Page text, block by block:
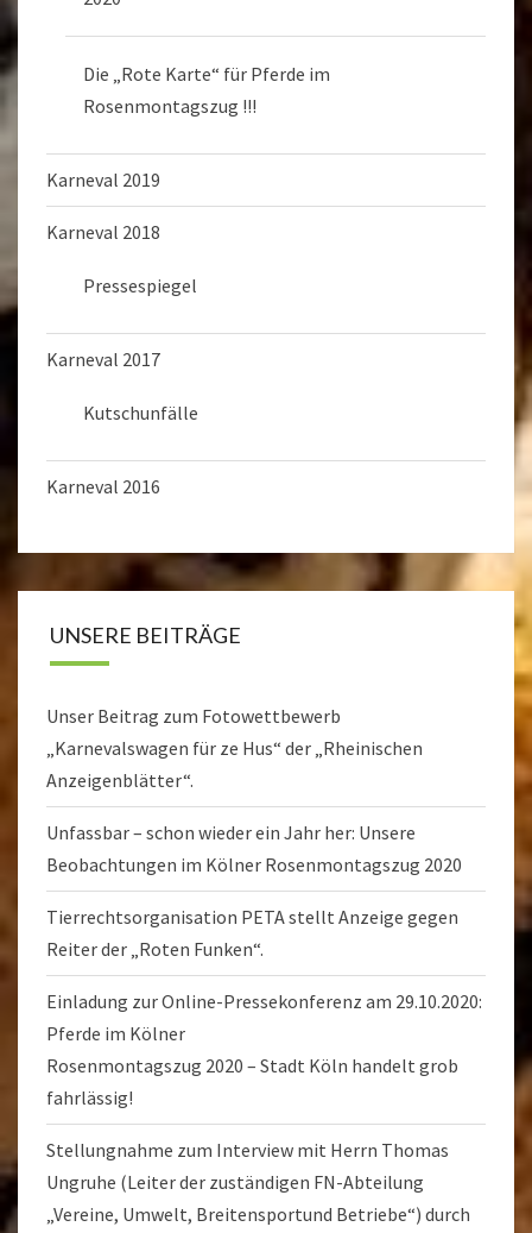
Die „Rote Karte“ für Pferde im
Rosenmontagszug !!!
Karneval 2019
Karneval 2018
Pressespiegel
Karneval 2017
Kutschunfälle
Karneval 2016
UNSERE BEITRÄGE
Unser Beitrag zum Fotowettbewerb
„Karnevalswagen für ze Hus“ der „Rheinischen
Anzeigenblätter“.
Unfassbar – schon wieder ein Jahr her: Unsere
Beobachtungen im Kölner Rosenmontagszug 2020
Tierrechtsorganisation PETA stellt Anzeige gegen
Reiter der „Roten Funken“.
Einladung zur Online-Pressekonferenz am 29.10.2020:
Pferde im Kölner
Rosenmontagszug 2020 – Stadt Köln handelt grob
fahrlässig!
Stellungnahme zum Interview mit Herrn Thomas
Ungruhe (Leiter der zuständigen FN-Abteilung
„Vereine, Umwelt, Breitensportund Betriebe“) durch